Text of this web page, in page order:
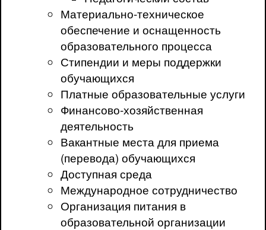
Материально-техническое
обеспечение и оснащенность
образовательного процесса
Стипендии и меры поддержки
обучающихся
Платные образовательные услуги
Финансово-хозяйственная
деятельность
Вакантные места для приема
(перевода) обучающихся
Доступная среда
Международное сотрудничество
Организация питания в
образовательной организации